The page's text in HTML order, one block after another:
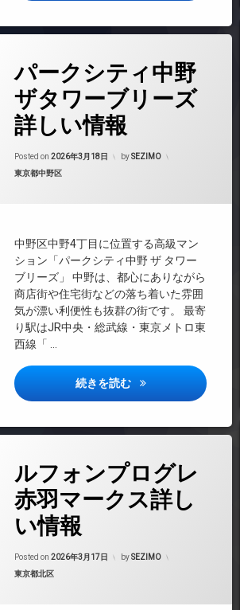
駐輪場
パークシティ中野
ザタワーブリーズ
詳しい情報
Posted on 2026年3月18日 bySEZIMO
カテゴリー:
東京都中野区
中野区中野4丁目に位置する高級マン
ション「パークシティ中野 ザ タワー
ブリーズ」 中野は、都心にありながら
商店街や住宅街などの落ち着いた雰囲
気が漂い利便性も抜群の街です。 最寄
り駅はJR中央・総武線・東京メトロ東
西線「 …
続きを読む パークシティ中野
24時間管理
CATV
TVドアホン
ゲストルーム
タワーマンション
デザイナーズ
パーティールーム
バイク置き場
ラウンジ
免震構造
宅配ボックス
敷地内ゴミ置き場
防犯カメラ
ルフォンプログレ
赤羽マークス詳し
い情報
Posted on 2026年3月17日 bySEZIMO
カテゴリー:
東京都北区
CATV
REIT系ブランドマンション
TVドアホン